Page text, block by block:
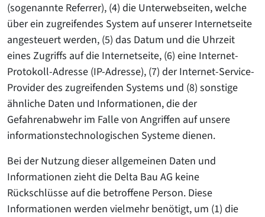
(sogenannte Referrer), (4) die Unterwebseiten, welche
über ein zugreifendes System auf unserer Internetseite
angesteuert werden, (5) das Datum und die Uhrzeit
eines Zugriffs auf die Internetseite, (6) eine Internet-
Protokoll-Adresse (IP-Adresse), (7) der Internet-Service-
Provider des zugreifenden Systems und (8) sonstige
ähnliche Daten und Informationen, die der
Gefahrenabwehr im Falle von Angriffen auf unsere
informationstechnologischen Systeme dienen.
Bei der Nutzung dieser allgemeinen Daten und
Informationen zieht die Delta Bau AG keine
Rückschlüsse auf die betroffene Person. Diese
Informationen werden vielmehr benötigt, um (1) die